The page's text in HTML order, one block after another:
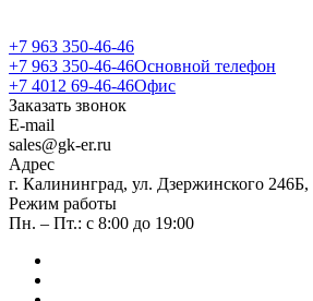
+7 963 350-46-46
+7 963 350-46-46Основной телефон
+7 4012 69-46-46Офис
Заказать звонок
E-mail
sales@gk-er.ru
Адрес
г. Калининград, ул. Дзержинского
Режим работы
Пн. – Пт.: с 8:00 до 19:00